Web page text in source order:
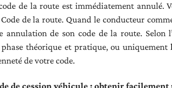
de la route est immédiatement annulé.
de la route. Quand le conducteur
annulation de son code de la route. Selon
théorique et pratique, ou uniquement
de votre code.
de cession véhicule : obtenir